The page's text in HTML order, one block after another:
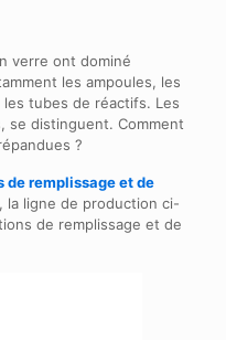
verre ont dominé
les ampoules, les
tubes de réactifs. Les
se distinguent. Comment
?
de remplissage et de
la ligne de production ci-
de remplissage et de